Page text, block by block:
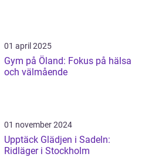
01 april 2025
Gym på Öland: Fokus på hälsa
och välmående
01 november 2024
Upptäck Glädjen i Sadeln:
Ridläger i Stockholm